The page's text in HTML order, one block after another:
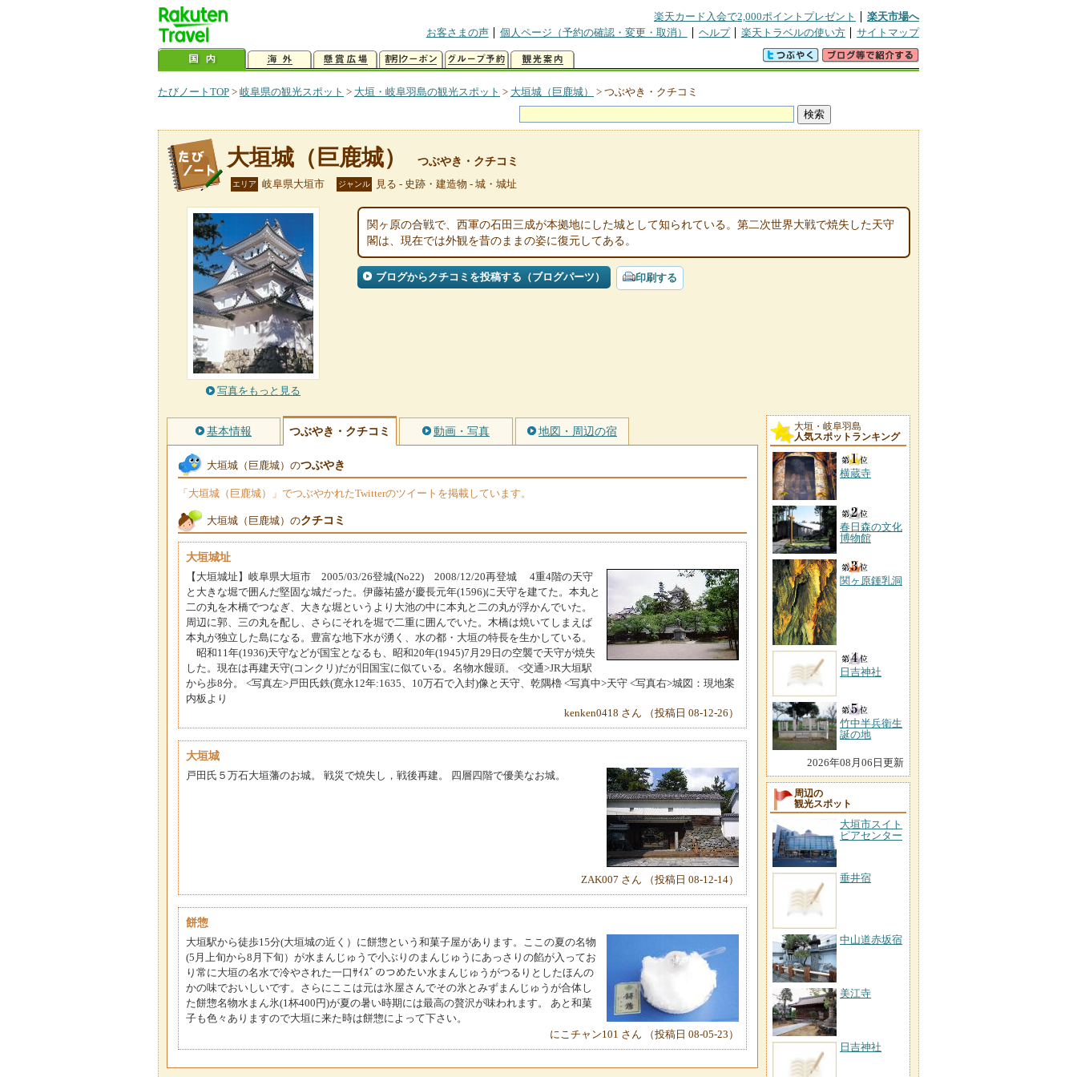
楽天カード入会で2,000ポイントプレゼント
楽天市場へ
お客さまの声
個人ページ（予約の確認・変更・取消） ヘルプ 楽天トラベルの使い方 サイトマップ
たびノートTOP > 岐阜県の観光スポット > 大垣・岐阜羽島の観光スポット > 大垣城（巨鹿城） > つぶやき・クチコミ
大垣城（巨鹿城） つぶやき・クチコミ
エリア 岐阜県大垣市 ジャンル 見る - 史跡・建造物 - 城・城址
写真をもっと見る
関ヶ原の合戦で、西軍の石田三成が本拠地にした城として知られている。第二次世界大戦で焼失した天守
閣は、現在では外観を昔のままの姿に復元してある。
ブログからクチコミを投稿する（ブログパーツ） 印刷する
基本情報 つぶやき・クチコミ 動画・写真 地図・周辺の宿
大垣城（巨鹿城）のつぶやき
「大垣城（巨鹿城）」でつぶやかれたTwitterのツイートを掲載しています。
大垣城（巨鹿城）のクチコミ
大垣城址
【大垣城址】岐阜県大垣市 2005/03/26登城(No22) 2008/12/20再登城 4重4階の天守
と大きな堀で囲んだ堅固な城だった。伊藤祐盛が慶長元年(1596)に天守を建てた。本丸と
二の丸を木橋でつなぎ、大きな堀というより大池の中に本丸と二の丸が浮かんでいた。
周辺に郭、三の丸を配し、さらにそれを堀で二重に囲んでいた。木橋は焼いてしまえば
本丸が独立した島になる。豊富な地下水が湧く、水の都・大垣の特長を生かしている。
昭和11年(1936)天守などが国宝となるも、昭和20年(1945)7月29日の空襲で天守が焼失
した。現在は再建天守(コンクリ)だが旧国宝に似ている。名物水饅頭。 <交通>JR大垣駅
から歩8分。 <写真左>戸田氏鉄(寛永12年:1635、10万石で入封)像と天守、乾隅櫓 <写真中>天守 <写真右>城図：現地案
内板より
kenken0418 さん （投稿日 08-12-26）
大垣城
戸田氏５万石大垣藩のお城。 戦災で焼失し，戦後再建。 四層四階で優美なお城。
ZAK007 さん （投稿日 08-12-14）
餅惣
大垣駅から徒歩15分(大垣城の近く）に餅惣という和菓子屋があります。ここの夏の名物
(5月上旬から8月下旬）が水まんじゅうで小ぶりのまんじゅうにあっさりの餡が入ってお
り常に大垣の名水で冷やされた一口ｻｲｽﾞのつめたい水まんじゅうがつるりとしたほんの
かの味でおいしいです。さらにここは元は氷屋さんでその氷とみずまんじゅうが合体し
た餅惣名物水まん氷(1杯400円)が夏の暑い時期には最高の贅沢が味われます。 あと和菓
子も色々ありますので大垣に来た時は餅惣によって下さい。
にこチャン101 さん （投稿日 08-05-23）
大垣・岐阜羽島
人気スポットランキング
横蔵寺
春日森の文化
博物館
関ヶ原鍾乳洞
日吉神社
竹中半兵衛生
誕の地
2026年08月06日更新
周辺の
観光スポット
大垣市スイト
ピアセンター
垂井宿
中山道赤坂宿
美江寺
日吉神社